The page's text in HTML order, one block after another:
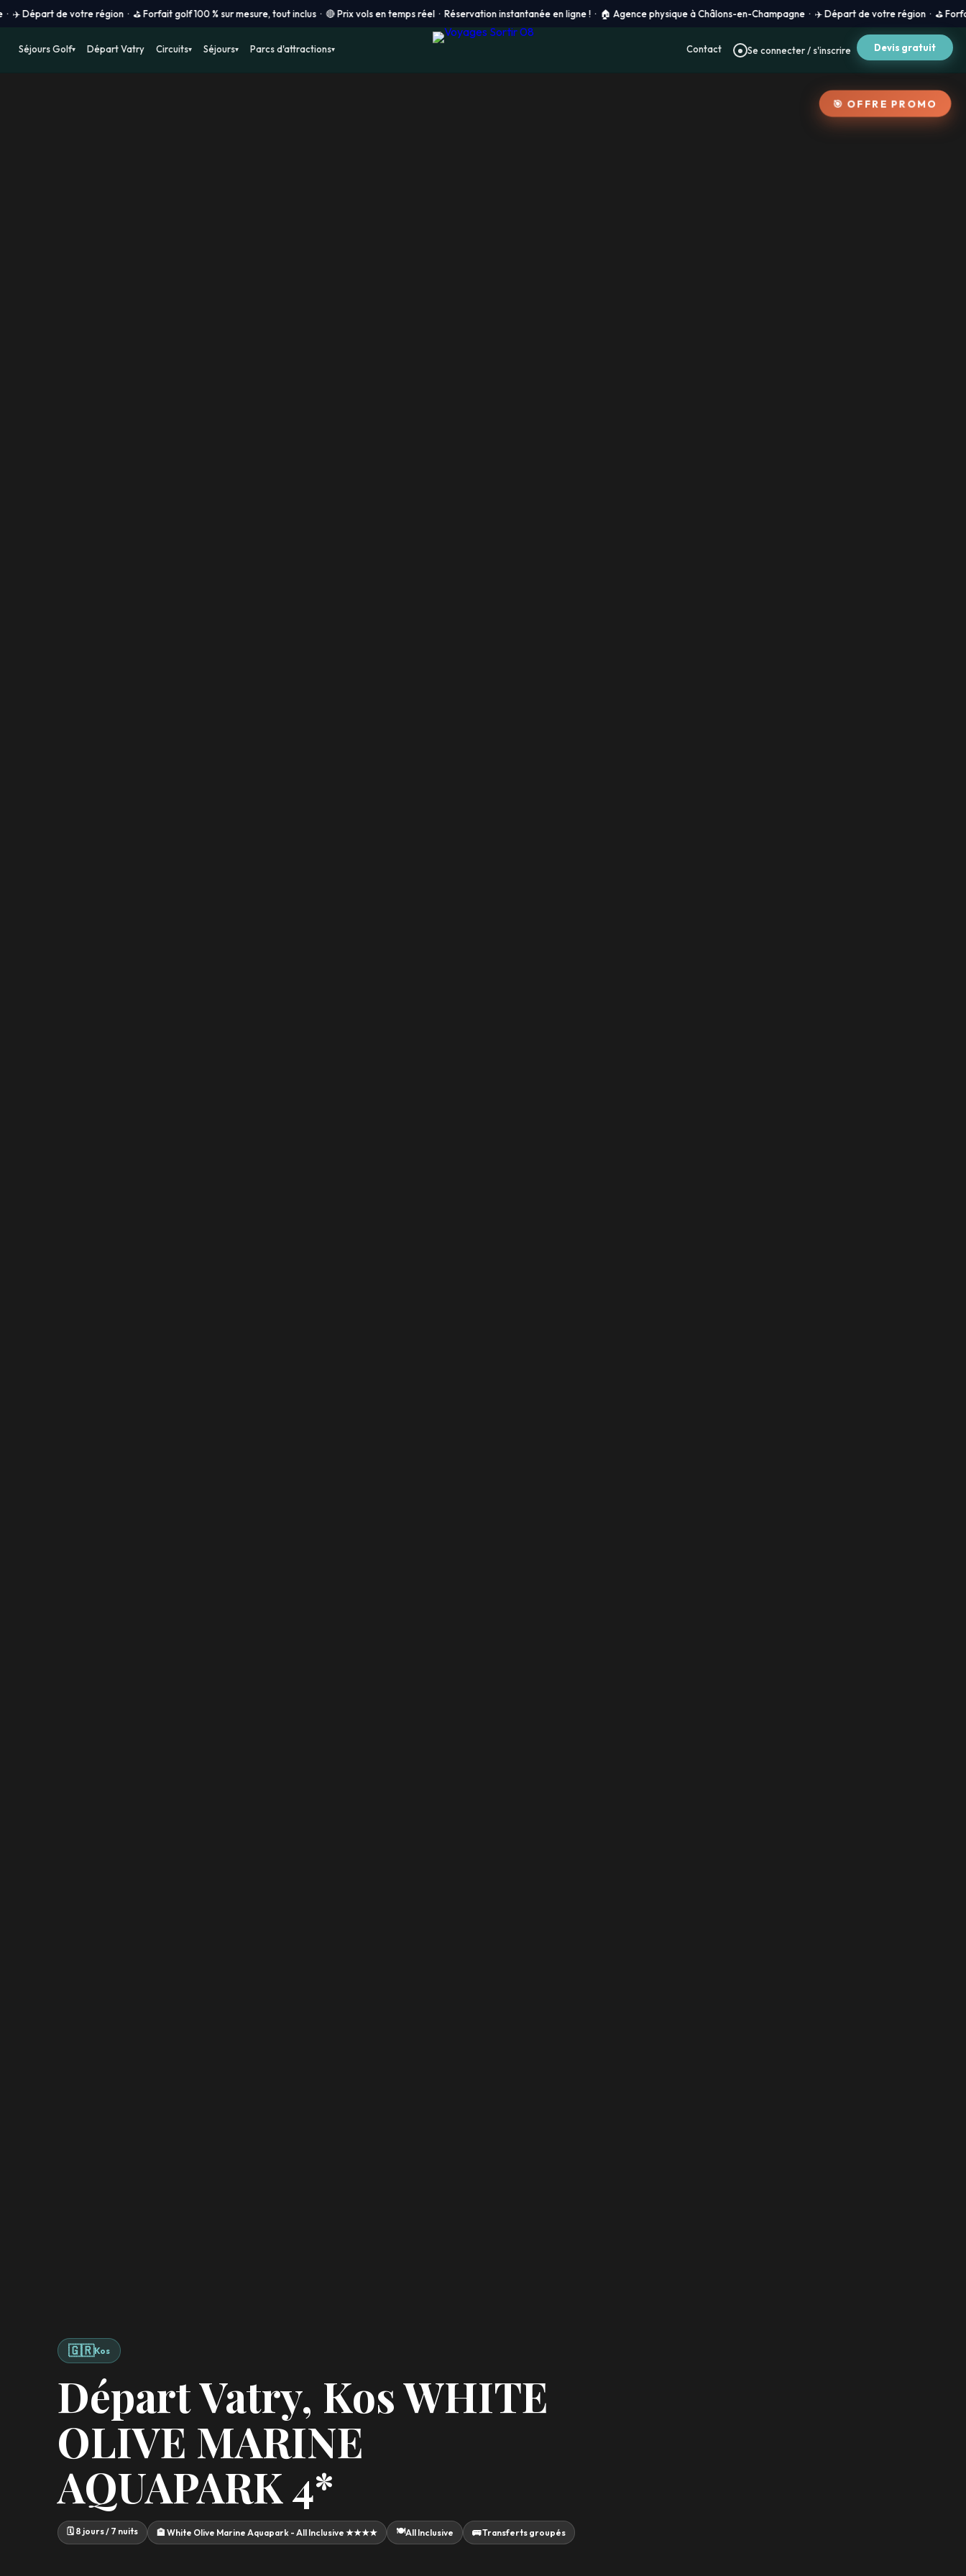
de votre région · ⛳ Forfait golf 100 % sur mesure, tout inclus · 🔴 Prix vols en temps réel · Réservation instantanée en ligne ! ·🏠 Agence physique à Châlons-en-Champagne · ✈️ Départ de votre région · ⛳ Forfait golf
Séjours Golf▾ Départ Vatry Circuits▾ Séjours▾ Parcs d'attractions▾ Contact Se connecter / s'inscrire Devis gratuit
🎯 OFFRE PROMO
🇬🇷Kos
Départ Vatry, Kos WHITE
OLIVE MARINE
AQUAPARK 4*
🗓️ 8 jours / 7 nuits 🏨 White Olive Marine Aquapark - All Inclusive ★★★★ 🍽️All Inclusive 🚌 Transferts groupés